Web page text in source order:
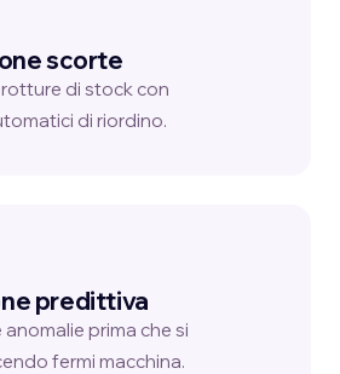
scorte
di stock con
di riordino.
predittiva
prima che si
fermi macchina.